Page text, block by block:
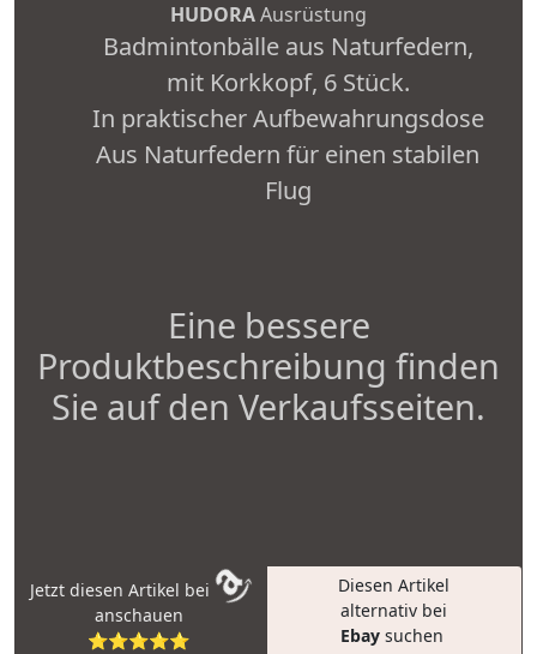
HUDORAAusrüstung
Badmintonbälle aus Naturfedern,
mit Korkkopf, 6 Stück.
In praktischer Aufbewahrungsdose
Aus Naturfedern für einen stabilen
Flug
Eine bessere
Produktbeschreibung finden
Sie auf den Verkaufsseiten.
Jetzt diesen Artikel bei
anschauen
⭐⭐⭐⭐⭐
Diesen Artikel
alternativ bei
Ebay suchen